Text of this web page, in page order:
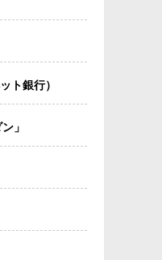
ト銀行）
」